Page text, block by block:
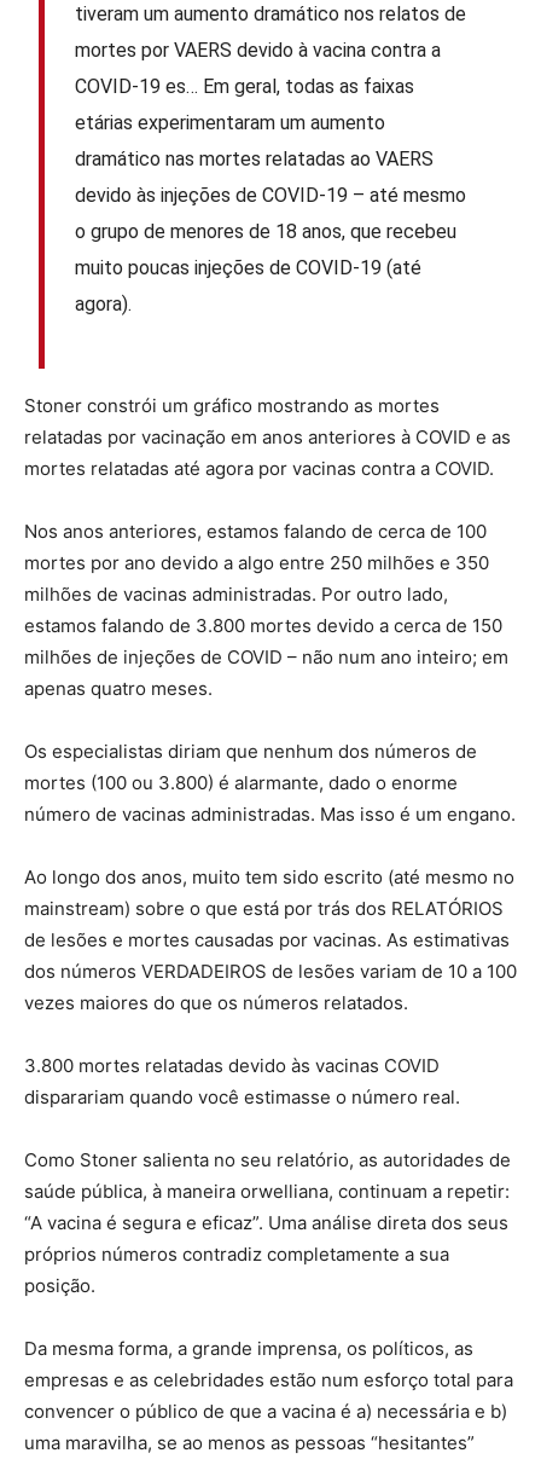
tiveram um aumento dramático nos relatos de
mortes por VAERS devido à vacina contra a
COVID-19 es… Em geral, todas as faixas
etárias experimentaram um aumento
dramático nas mortes relatadas ao VAERS
devido às injeções de COVID-19 – até mesmo
o grupo de menores de 18 anos, que recebeu
muito poucas injeções de COVID-19 (até
agora).
Stoner constrói um gráfico mostrando as mortes
relatadas por vacinação em anos anteriores à COVID e as
mortes relatadas até agora por vacinas contra a COVID.
Nos anos anteriores, estamos falando de cerca de 100
mortes por ano devido a algo entre 250 milhões e 350
milhões de vacinas administradas. Por outro lado,
estamos falando de 3.800 mortes devido a cerca de 150
milhões de injeções de COVID – não num ano inteiro; em
apenas quatro meses.
Os especialistas diriam que nenhum dos números de
mortes (100 ou 3.800) é alarmante, dado o enorme
número de vacinas administradas. Mas isso é um engano.
Ao longo dos anos, muito tem sido escrito (até mesmo no
mainstream) sobre o que está por trás dos RELATÓRIOS
de lesões e mortes causadas por vacinas. As estimativas
dos números VERDADEIROS de lesões variam de 10 a 100
vezes maiores do que os números relatados.
3.800 mortes relatadas devido às vacinas COVID
disparariam quando você estimasse o número real.
Como Stoner salienta no seu relatório, as autoridades de
saúde pública, à maneira orwelliana, continuam a repetir:
“A vacina é segura e eficaz”. Uma análise direta dos seus
próprios números contradiz completamente a sua
posição.
Da mesma forma, a grande imprensa, os políticos, as
empresas e as celebridades estão num esforço total para
convencer o público de que a vacina é a) necessária e b)
uma maravilha, se ao menos as pessoas “hesitantes”